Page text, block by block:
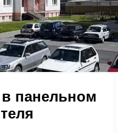
в панельном